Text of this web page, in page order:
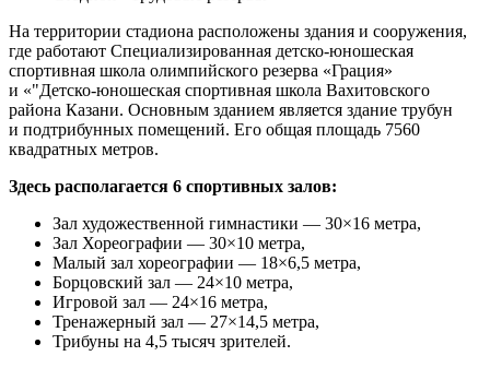
На территории стадиона расположены здания и сооружения,
где работают Специализированная детско-юношеская
спортивная школа олимпийского резерва «Грация»
и «"Детско-юношеская спортивная школа Вахитовского
района Казани. Основным зданием является здание трубун
и подтрибунных помещений. Его общая площадь 7560
квадратных метров.
Здесь располагается 6 спортивных залов:
Зал художественной гимнастики — 30×16 метра,
Зал Хореографии — 30×10 метра,
Малый зал хореографии — 18×6,5 метра,
Борцовский зал — 24×10 метра,
Игровой зал — 24×16 метра,
Тренажерный зал — 27×14,5 метра,
Трибуны на 4,5 тысяч зрителей.